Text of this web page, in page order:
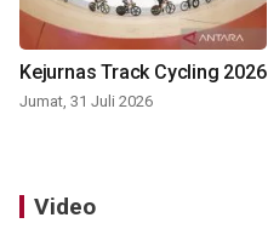
Kejurnas Track Cycling 2026
Jumat, 31 Juli 2026
Video